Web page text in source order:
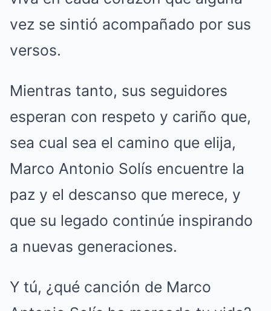
vez se sintió acompañado por sus
versos.
Mientras tanto, sus seguidores
esperan con respeto y cariño que,
sea cual sea el camino que elija,
Marco Antonio Solís encuentre la
paz y el descanso que merece, y
que su legado continúe inspirando
a nuevas generaciones.
Y tú, ¿qué canción de Marco